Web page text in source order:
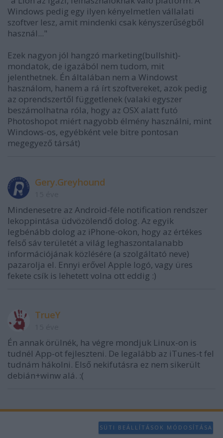
Windows pedig egy ilyen kényelmetlen vállalati
szoftver lesz, amit mindenki csak kényszerűségből
használ..."
Ezek nagyon jól hangzó marketing(bullshit)-
mondatok, de igazából nem tudom, mit
jelenthetnek. Én általában nem a Windowst
használom, hanem a rá írt szoftvereket, azok pedig
az oprendszertől függetlenek (valaki egyszer
beszámolhatna róla, hogy az OSX alatt futó
Photoshopot miért nagyobb élmény használni, mint
Windows-os, egyébként vele bitre pontosan
megegyező társát)
Gery.Greyhound
Mindenesetre az Android-féle notification rendszer
lekoppintása üdvözölendő dolog. Az egyik
legbénább dolog az iPhone-okon, hogy az értékes
felső sáv területét a világ leghaszontalanabb
információjának közlésére (a szolgáltató neve)
pazarolja el. Ennyi erővel Apple logó, vagy üres
fekete csík is lehetett volna ott eddig :)
TrueY
Én annak örülnék, ha végre mondjuk Linux-on is
tudnél App-ot fejleszteni. De legalább az iTunes-t fel
tudnám hákolni. Első nekifutásra ez nem sikerült
debián+winw alá. :(
SÜTI BEÁLLÍTÁSOK MÓDOSÍTÁSA